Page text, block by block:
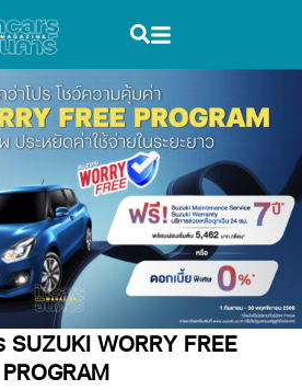
SUZUKI WORRY FREE
PROGRAM